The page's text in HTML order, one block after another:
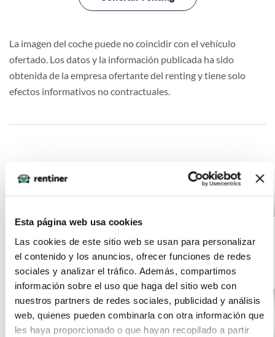
Esta página web usa cookies
Las cookies de este sitio web se usan para personalizar
el contenido y los anuncios, ofrecer funciones de redes
sociales y analizar el tráfico. Además, compartimos
información sobre el uso que haga del sitio web con
nuestros partners de redes sociales, publicidad y análisis
web, quienes pueden combinarla con otra información que
les haya proporcionado o que hayan recopilado a partir
La imagen del coche puede no coincidir con el vehículo
ofertado. Los datos y la información publicada ha sido
obtenida de la empresa ofertante del renting y tiene solo
efectos informativos no contractuales.
Otras ofertas de BMW SERIES 3
BMW SERIES 3
318d Auto.
incluido)
0 CV
Gasolina